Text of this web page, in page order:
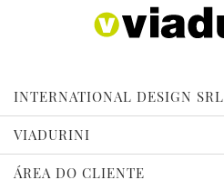
INTERNATIONAL DESIGN SRL
VIADURINI
ÁREA DO CLIENTE